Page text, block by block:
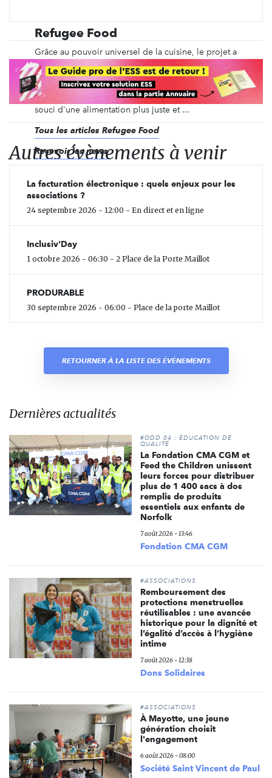
Refugee Food
Grâce au pouvoir universel de la cuisine, le projet a
3 objectifs principaux : faire évoluer les regards sur
le statut de réfugié, faciliter l'insertion
professionnelle des réfugiés dans la restauration et
faire découvrir des saveurs venues d'ailleurs dans le
souci d'une alimentation plus juste et ...
Tous les articles Refugee Food
Recevoir les news
Autres évènements à venir
La facturation électronique : quels enjeux pour les
associations ?
24 septembre 2026 - 12:00 - En direct et en ligne
Inclusiv'Day
1 octobre 2026 - 06:30 - 2 Place de la Porte Maillot
PRODURABLE
30 septembre 2026 - 06:00 - Place de la porte Maillot
RETOURNER À LA LISTE DES ÉVÈNEMENTS
Dernières actualités
#ODD 04 : ÉDUCATION DE
QUALITÉ
La Fondation CMA CGM et
Feed the Children unissent
leurs forces pour distribuer
plus de 1 400 sacs à dos
remplis de produits
essentiels aux enfants de
Norfolk
7 août 2026 - 13:46
Fondation CMA CGM
#ASSOCIATIONS
Remboursement des
protections menstruelles
réutilisables : une avancée
historique pour la dignité et
l’égalité d’accès à l’hygiène
intime
7 août 2026 - 12:38
Dons Solidaires
#ASSOCIATIONS
À Mayotte, une jeune
génération choisit
l'engagement
6 août 2026 - 08:00
Société Saint Vincent de Paul